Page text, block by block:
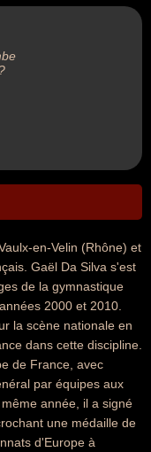
en-Velin (Rhône) et
Gaël Da Silva s'est
de la gymnastique
2000 et 2010.
la scène nationale en
dans cette discipline.
de France, avec
par équipes aux
année, il a signé
une médaille de
d'Europe à